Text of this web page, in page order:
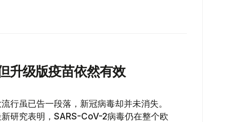
升级版疫苗依然有效
行虽已告一段落，新冠病毒却并未消失。
研究表明，SARS-CoV-2病毒仍在整个欧